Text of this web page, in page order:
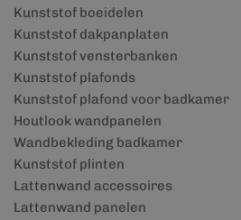
Kunststof boeidelen
Kunststof dakpanplaten
Kunststof vensterbanken
Kunststof plafonds
Kunststof plafond voor badkamer
Houtlook wandpanelen
Wandbekleding badkamer
Kunststof plinten
Lattenwand accessoires
Lattenwand panelen